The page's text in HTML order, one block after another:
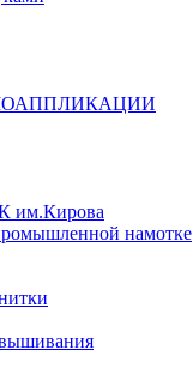
им.Кирова
намотке